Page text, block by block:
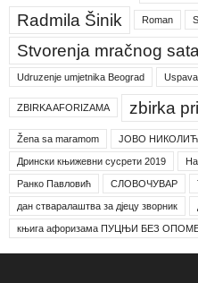
Radmila Šinik Roman
Stvorenja mračnog sata
Udruzenje umjetnika Beograd
ZBIRKA AFORIZAMA zbirka
Žena sa maramom ЈОВО НИКОЛИЋ
Дрински књижевни сусрети 2019
Ранко Павловић СЛОВОЧУВАР
дан стваралаштва за дјецу зворник
књига афоризама ПУЦЊИ БЕЗ